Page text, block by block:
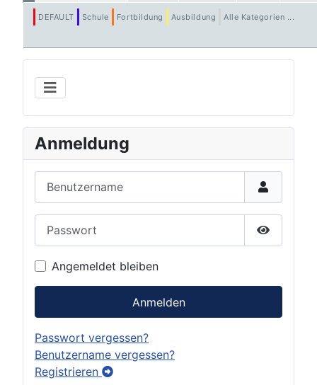
Anmeldung
Show
Angemeldet bleiben
Anmelden
Passwort vergessen?
Benutzername vergessen?
Registrieren
DEFAULT Schule Fortbildung Ausbildung Alle Kategorien ...